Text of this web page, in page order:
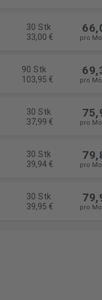
30 Stk
33,00 €
pro
90 Stk
103,95 €
pro
30 Stk
37,99 €
pro
30 Stk
39,94 €
pro
30 Stk
39,95 €
pro